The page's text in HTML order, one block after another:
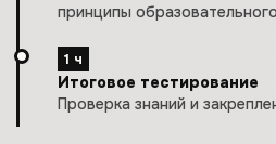
принципы
1 ч
Итоговое тестирование
Проверка знаний и